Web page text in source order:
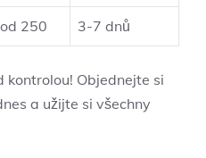
od 250 3-7 dnů
kontrolou! ⁣Objednejte si
a užijte si⁢ všechny